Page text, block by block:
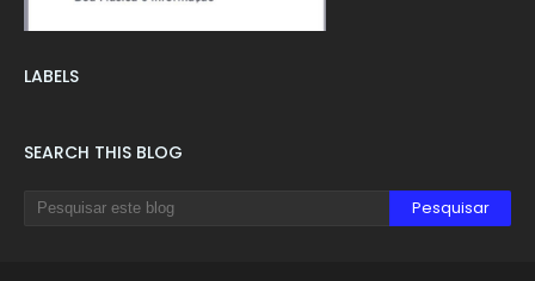
LABELS
SEARCH THIS BLOG